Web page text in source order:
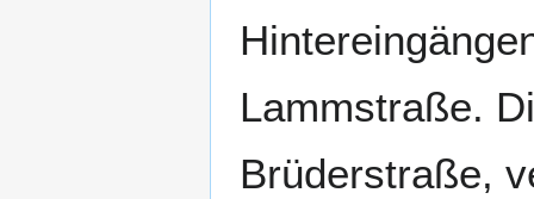
Lammstraße.
Brüderstraße,